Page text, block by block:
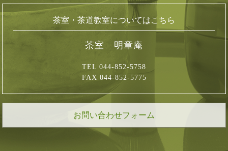
茶室・茶道教室についてはこちら
茶室 明章庵
TEL 044-852-5758
FAX 044-852-5775
お問い合わせフォーム